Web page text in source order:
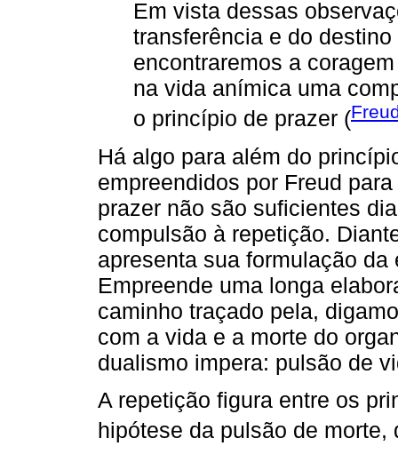
Em vista dessas
transferência e do
encontraremos a
na vida anímica uma
o princípio de prazer (
Há algo para além do
empreendidos por Freud
prazer não são suficientes
compulsão à repetição.
apresenta sua formulação
Empreende uma longa
caminho traçado pela,
com a vida e a morte do
dualismo impera: pulsão de
A repetição figura entre os
hipótese da pulsão de